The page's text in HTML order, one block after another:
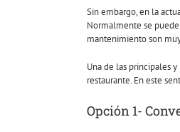
Sin embargo, en la
Normalmente se puede
mantenimiento son
Una de las principales
restaurante. En este
Opción 1-